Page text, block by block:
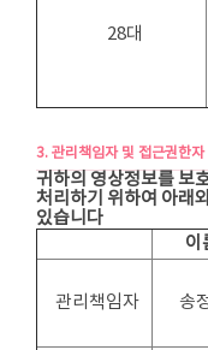
28대
3. 관리책임자 및 접근권한자
귀하의 영상정보를 보
처리하기 위하여 아래
있습니다
이
관리책임자 송